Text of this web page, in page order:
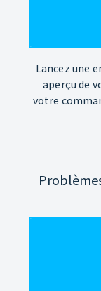
Lancez une
aperçu de
votre